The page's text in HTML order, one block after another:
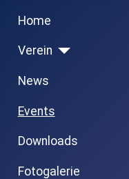
Home
Verein
News
Events
Downloads
Fotogalerie
Month
Month